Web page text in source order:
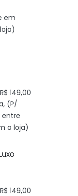
em
R$ 149,00
(P/
entre
a loja)
R$ 149,00